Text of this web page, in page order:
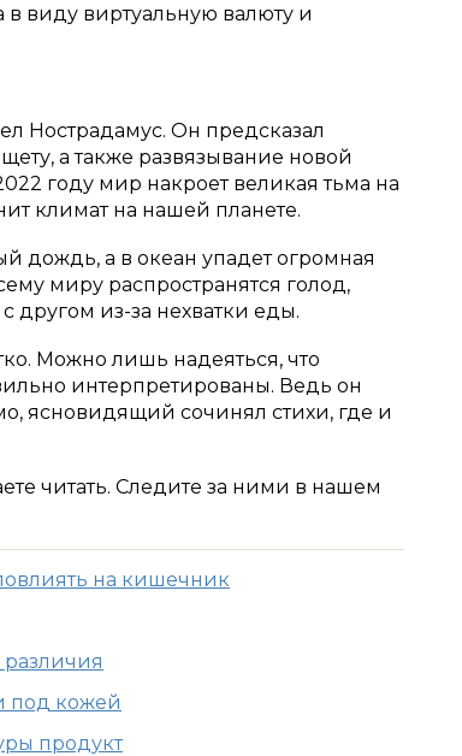
в виду виртуальную валюту и
Нострадамус. Он предсказал
а также развязывание новой
году мир накроет великая тьма на
климат на нашей планете.
дождь, а в океан упадет огромная
миру распространятся голод,
другом из-за нехватки еды.
Можно лишь надеяться, что
интерпретированы. Ведь он
ясновидящий сочинял стихи, где и
читать. Следите за ними в нашем
на кишечник
различия
под кожей
продукт